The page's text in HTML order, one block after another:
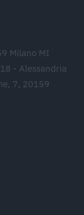
Milano MI
- Alessandria
7, 20159